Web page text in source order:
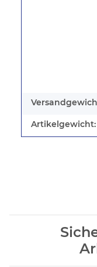
Artikelgewicht: